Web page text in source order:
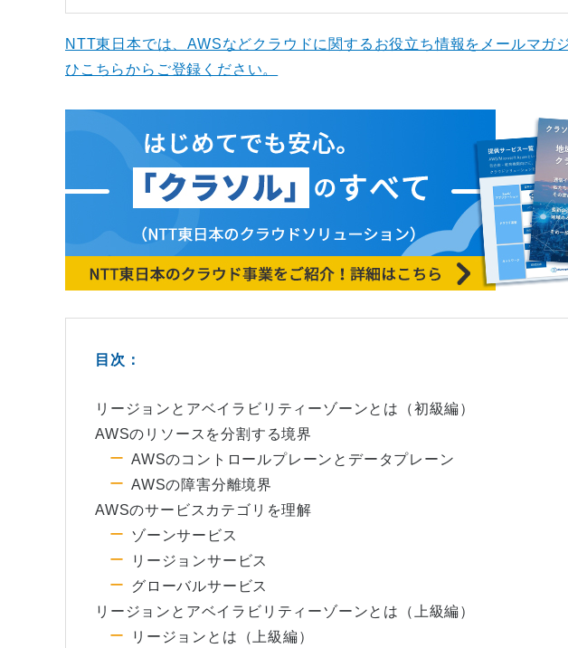
NTT東日本では、AWSなどクラウドに関するお役立ち情報をメールマガ
ひこちらからご登録ください。
目次：
リージョンとアベイラビリティーゾーンとは（初級編）
AWSのリソースを分割する境界
AWSのコントロールプレーンとデータプレーン
AWSの障害分離境界
AWSのサービスカテゴリを理解
ゾーンサービス
リージョンサービス
グローバルサービス
リージョンとアベイラビリティーゾーンとは（上級編）
リージョンとは（上級編）